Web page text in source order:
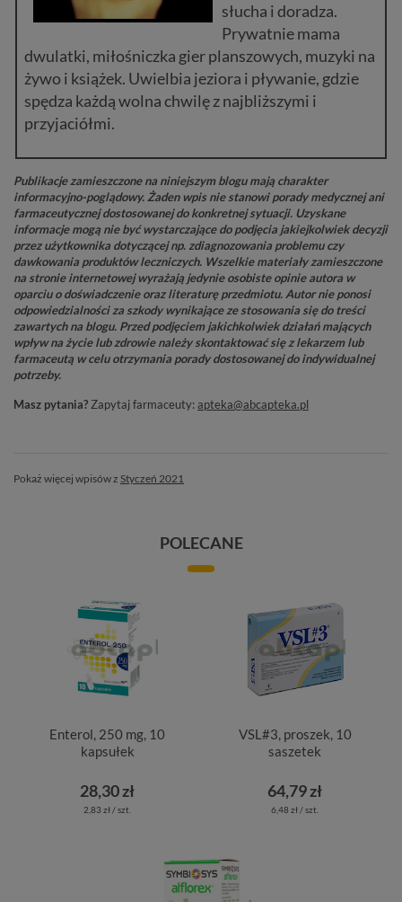
słucha i doradza.
Prywatnie mama
dwulatki, miłośniczka gier planszowych, muzyki na
żywo i książek. Uwielbia jeziora i pływanie, gdzie
spędza każdą wolna chwilę z najbliższymi i
przyjaciółmi.
Publikacje zamieszczone na niniejszym blogu mają charakter
informacyjno-poglądowy. Żaden wpis nie stanowi porady medycznej ani
farmaceutycznej dostosowanej do konkretnej sytuacji. Uzyskane
informacje mogą nie być wystarczające do podjęcia jakiejkolwiek decyzji
przez użytkownika dotyczącej np. zdiagnozowania problemu czy
dawkowania produktów leczniczych. Wszelkie materiały zamieszczone
na stronie internetowej wyrażają jedynie osobiste opinie autora w
oparciu o doświadczenie oraz literaturę przedmiotu. Autor nie ponosi
odpowiedzialności za szkody wynikające ze stosowania się do treści
zawartych na blogu. Przed podjęciem jakichkolwiek działań mających
wpływ na życie lub zdrowie należy skontaktować się z lekarzem lub
farmaceutą w celu otrzymania porady dostosowanej do indywidualnej
potrzeby.
Masz pytania? Zapytaj farmaceuty:apteka@abcapteka.pl
Pokaż więcej wpisów z Styczeń 2021
POLECANE
Enterol, 250 mg, 10
kapsułek
28,30 zł
2,83 zł / szt.
VSL#3, proszek, 10
saszetek
64,79 zł
6,48 zł / szt.